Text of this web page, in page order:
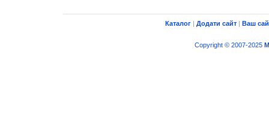
Каталог | Додати сайт | Ваш
Copyright © 2007-2025